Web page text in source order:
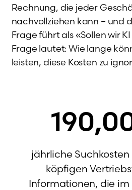
Rechnung, die jeder
nachvollziehen kann – und
Frage führt als «Sollen wir
Frage lautet: Wie lange
leisten, diese Kosten zu
jährliche Suchkosten
köpfigen
Informationen, die